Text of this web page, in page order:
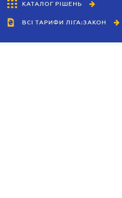
КАТАЛОГ РІШЕНЬ
ВСІ ТАРИФИ ЛІГА:ЗАКОН